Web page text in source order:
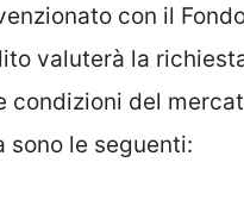
con il
valuterà la
condizioni del
sono le seguenti: